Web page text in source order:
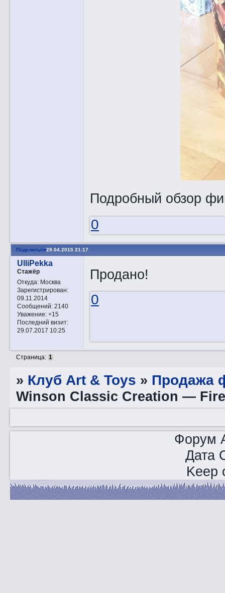
Подробный обзор
0
Поделиться29.04.2015 21:17
UlliPekka
Стажёр
Откуда:Москва
Зарегистрирован:
09.11.2014
Сообщений:2140
Уважение: +15
Последний визит:
29.07.2017 10:25
Продано!
0
Страница: 1
» Клуб Art & Toys » Продажа
Winson Classic Creation —
Форум
Дата
Keep